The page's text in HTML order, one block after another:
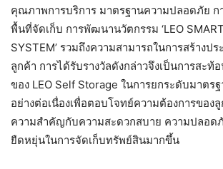
คุณภาพการบริการ มาตรฐานความปลอดภัย ก
พื้นที่จัดเก็บ การพัฒนานวัตกรรม ‘LEO
SYSTEM’ รวมถึงความสามารถในการสร้าง
ลูกค้า การได้รับรางวัลดังกล่าวจึงเป็นการสะท้
ของ LEO Self Storage ในการยกระดับมาตร
อย่างต่อเนื่องเพื่อตอบโจทย์ความต้องการของ
ความสำคัญกับความสะดวกสบาย ความปลอด
ยืดหยุ่นในการจัดเก็บทรัพย์สินมากขึ้น